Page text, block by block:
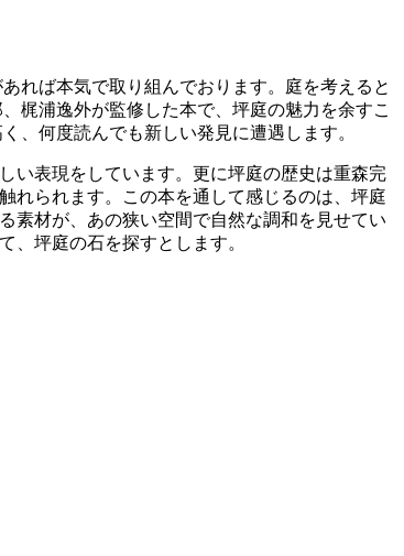
れば本気で取り組んでおります。庭を考えると
梶浦逸外が監修した本で、坪庭の魅力を余すこ
、何度読んでも新しい発見に遭遇します。
い表現をしています。更に坪庭の歴史は重森完
れられます。この本を通して感じるのは、坪庭
素材が、あの狭い空間で自然な調和を見せてい
、坪庭の石を探すとします。